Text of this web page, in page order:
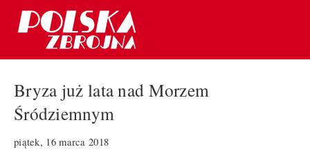
Bryza już lata nad Morzem
Śródziemnym
piątek, 16 marca 2018